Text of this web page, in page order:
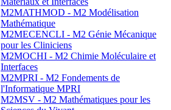
M2MATHMOD - M2 Modélisation
Mathématique
M2MECENCLI - M2 Génie Mécanique
pour les Cliniciens
M2MOCHI - M2 Chimie Moléculaire et
Interfaces
M2MPRI - M2 Fondements de
l'Informatique MPRI
M2MSV - M2 Mathématiques pour les